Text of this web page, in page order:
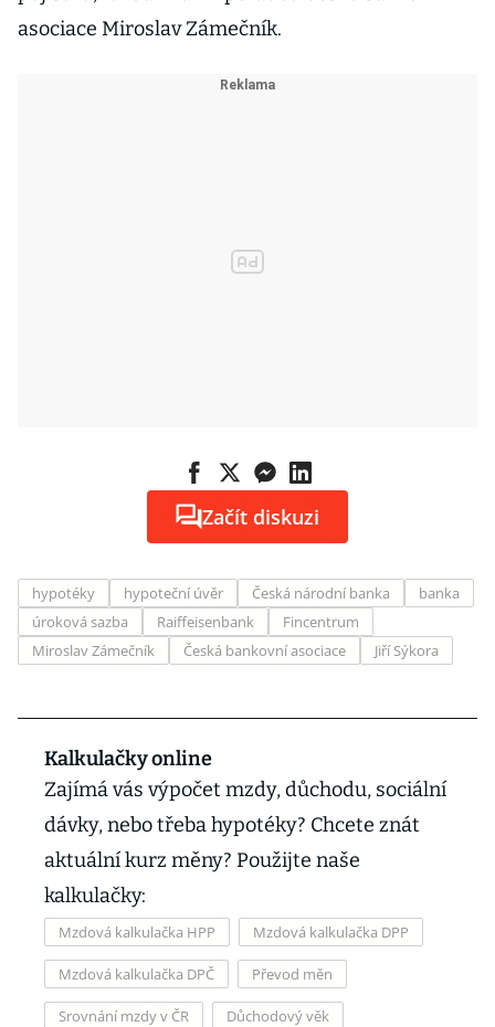
asociace Miroslav Zámečník.
Začít diskuzi
hypotéky hypoteční úvěr Česká národní banka
banka
úroková sazba
Raiffeisenbank
Fincentrum
Miroslav Zámečník
Česká bankovní asociace Jiří Sýkora
Kalkulačky online
Zajímá vás výpočet mzdy, důchodu, sociální
dávky, nebo třeba hypotéky? Chcete znát
aktuální kurz měny? Použijte naše
kalkulačky:
Mzdová kalkulačka HPP Mzdová kalkulačka DPP
Mzdová kalkulačka DPČ Převod měn
Srovnání mzdy v ČR Důchodový věk